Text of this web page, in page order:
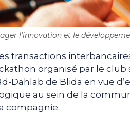
l'innovation et le
transactions
organisé par le
Dahlab de Blida en vue
au sein de la
compagnie.